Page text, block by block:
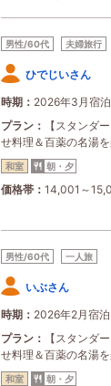
男性/60代 夫婦旅行
ひでじいさん
時期
2026年3月宿泊
プラン
【スタンダ
せ料理＆百薬の名湯
和室 朝・夕
価格帯 14,001～
男性/60代 一人旅
いぶさん
時期
2026年2月宿泊
プラン
【スタンダ
せ料理＆百薬の名湯
和室 朝・夕